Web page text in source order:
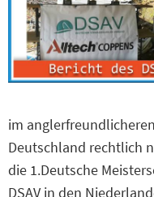
im
Deutschland rechtlich
die 1.Deutsche
DSAV in den